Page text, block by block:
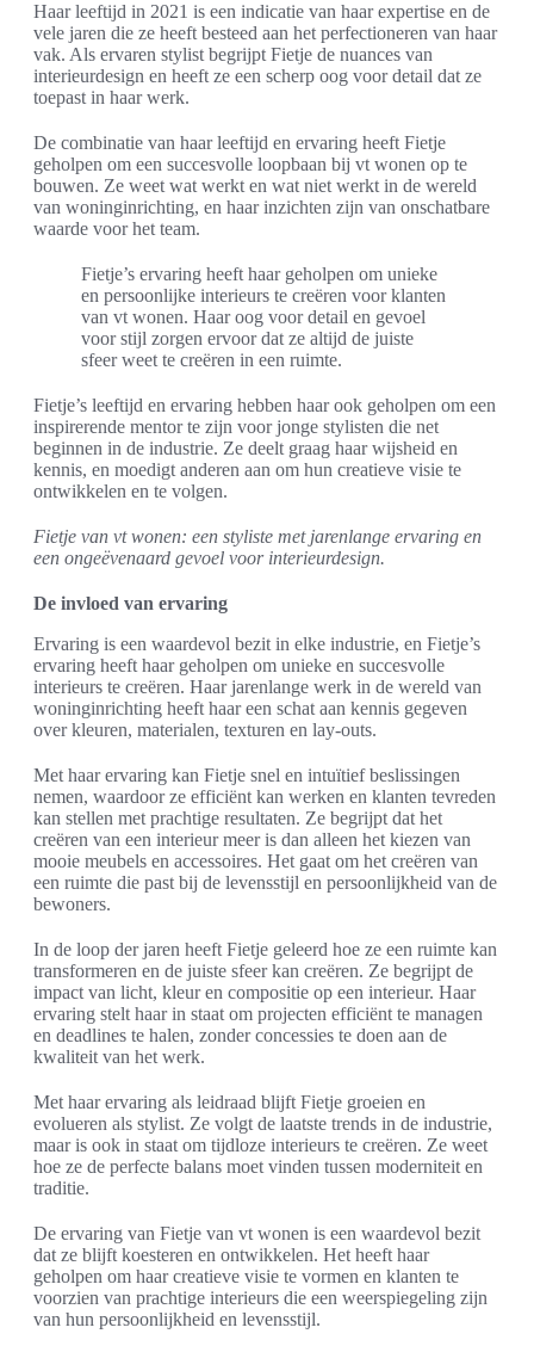
Haar leeftijd in 2021 is een indicatie van haar expertise en de
vele jaren die ze heeft besteed aan het perfectioneren van haar
vak. Als ervaren stylist begrijpt Fietje de nuances van
interieurdesign en heeft ze een scherp oog voor detail dat ze
toepast in haar werk.
De combinatie van haar leeftijd en ervaring heeft Fietje
geholpen om een succesvolle loopbaan bij vt wonen op te
bouwen. Ze weet wat werkt en wat niet werkt in de wereld
van woninginrichting, en haar inzichten zijn van onschatbare
waarde voor het team.
Fietje’s ervaring heeft haar geholpen om unieke
en persoonlijke interieurs te creëren voor klanten
van vt wonen. Haar oog voor detail en gevoel
voor stijl zorgen ervoor dat ze altijd de juiste
sfeer weet te creëren in een ruimte.
Fietje’s leeftijd en ervaring hebben haar ook geholpen om een
inspirerende mentor te zijn voor jonge stylisten die net
beginnen in de industrie. Ze deelt graag haar wijsheid en
kennis, en moedigt anderen aan om hun creatieve visie te
ontwikkelen en te volgen.
Fietje van vt wonen: een styliste met jarenlange ervaring en
een ongeëvenaard gevoel voor interieurdesign.
De invloed van ervaring
Ervaring is een waardevol bezit in elke industrie, en Fietje’s
ervaring heeft haar geholpen om unieke en succesvolle
interieurs te creëren. Haar jarenlange werk in de wereld van
woninginrichting heeft haar een schat aan kennis gegeven
over kleuren, materialen, texturen en lay-outs.
Met haar ervaring kan Fietje snel en intuïtief beslissingen
nemen, waardoor ze efficiënt kan werken en klanten tevreden
kan stellen met prachtige resultaten. Ze begrijpt dat het
creëren van een interieur meer is dan alleen het kiezen van
mooie meubels en accessoires. Het gaat om het creëren van
een ruimte die past bij de levensstijl en persoonlijkheid van de
bewoners.
In de loop der jaren heeft Fietje geleerd hoe ze een ruimte kan
transformeren en de juiste sfeer kan creëren. Ze begrijpt de
impact van licht, kleur en compositie op een interieur. Haar
ervaring stelt haar in staat om projecten efficiënt te managen
en deadlines te halen, zonder concessies te doen aan de
kwaliteit van het werk.
Met haar ervaring als leidraad blijft Fietje groeien en
evolueren als stylist. Ze volgt de laatste trends in de industrie,
maar is ook in staat om tijdloze interieurs te creëren. Ze weet
hoe ze de perfecte balans moet vinden tussen moderniteit en
traditie.
De ervaring van Fietje van vt wonen is een waardevol bezit
dat ze blijft koesteren en ontwikkelen. Het heeft haar
geholpen om haar creatieve visie te vormen en klanten te
voorzien van prachtige interieurs die een weerspiegeling zijn
van hun persoonlijkheid en levensstijl.